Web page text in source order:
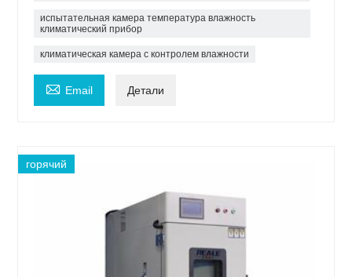
испытательная камера температура влажность
климатический прибор
климатическая камера с контролем влажности
 Email Детали
горячий